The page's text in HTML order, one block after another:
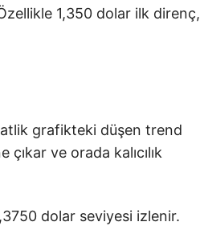
1,350 dolar ilk direnç,
grafikteki düşen trend
ve orada kalıcılık
dolar seviyesi izlenir.